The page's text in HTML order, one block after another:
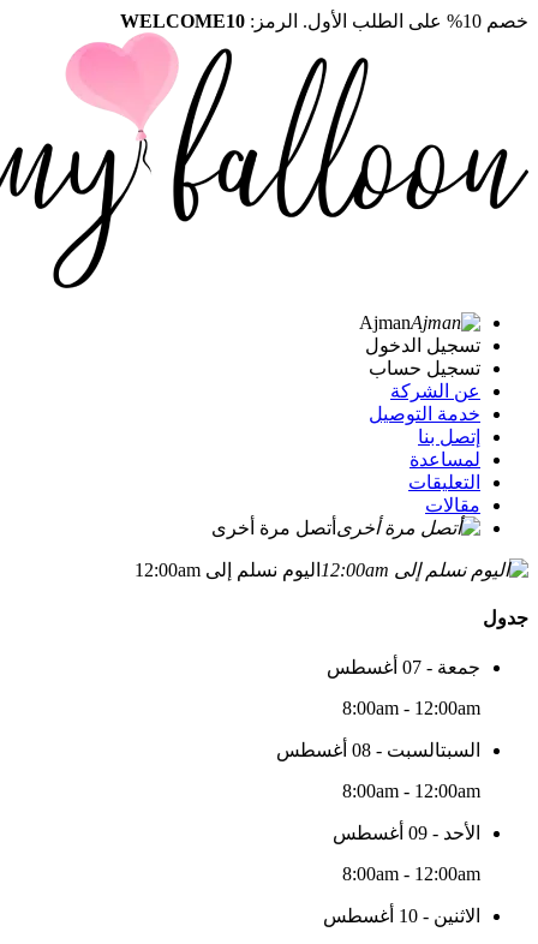
خصم 10% على الطلب الأول. الرمز: WELCOME10
Ajman
تسجيل الدخول
تسجيل حساب
عن الشركة
خدمة التوصيل
إتصل بنا
لمساعدة
التعليقات
مقالات
أتصل مرة أخرى
اليوم نسلم إلى 12:00am
جدول
جمعة - 07 أغسطس
8:00am - 12:00am
السبتالسبت - 08 أغسطس
8:00am - 12:00am
الأحد - 09 أغسطس
8:00am - 12:00am
الاثنين - 10 أغسطس